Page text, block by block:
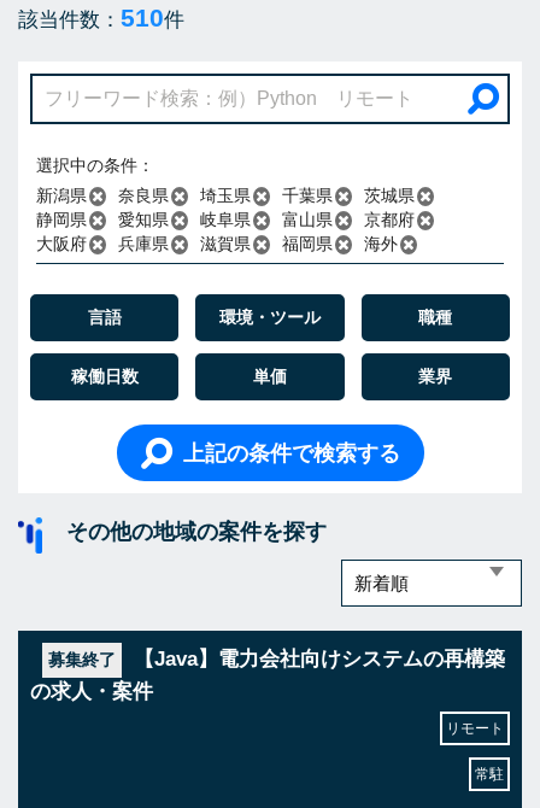
該当件数： 510件
選択中の条件：
新潟県
奈良県 埼玉県 千葉県
茨城県
静岡県
愛知県 岐阜県 富山県
京都府
大阪府
兵庫県 滋賀県 福岡県 海外
言語 環境・ツール 職種
稼働日数 単価 業界
上記の条件で検索する
その他の地域の案件を探す
募集終了
【Java】電力会社向けシステムの再構築
の求人・案件
リモート
常駐